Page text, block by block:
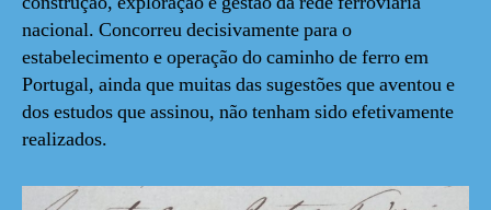
nacional. Concorreu decisivamente para o
estabelecimento e operação do caminho de ferro em
Portugal, ainda que muitas das sugestões que aventou e
dos estudos que assinou, não tenham sido efetivamente
realizados.